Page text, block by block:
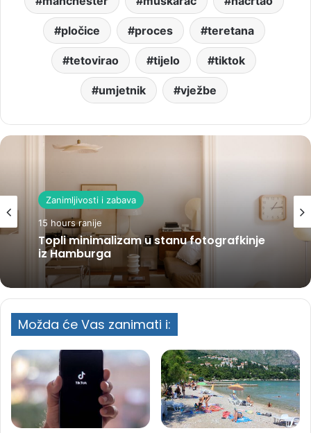
pločice proces teretana
tetovirao tijelo tiktok
umjetnik vježbe
Zanimljivosti i zabava
15 hours ranije
Topli minimalizam u stanu fotografkinje
iz Hamburga
Možda će Vas zanimati i: